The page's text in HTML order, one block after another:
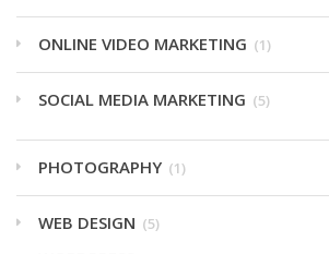
ONLINE VIDEO MARKETING (1)
SOCIAL MEDIA MARKETING (5)
PHOTOGRAPHY (1)
WEB DESIGN (5)